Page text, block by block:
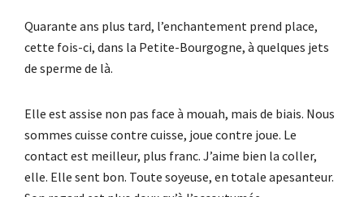
Quarante ans plus tard, l’enchantement prend place,
cette fois-ci, dans la Petite-Bourgogne, à quelques jets
de sperme de là.
Elle est assise non pas face à mouah, mais de biais. Nous
sommes cuisse contre cuisse, joue contre joue. Le
contact est meilleur, plus franc. J’aime bien la coller,
elle. Elle sent bon. Toute soyeuse, en totale apesanteur.